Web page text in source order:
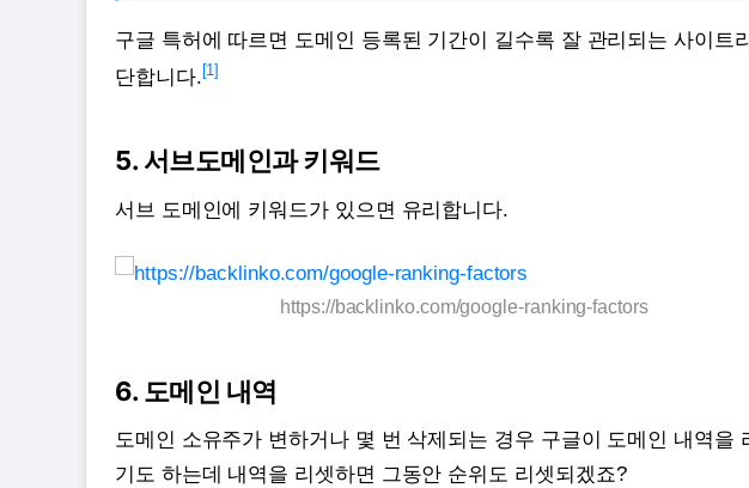
구글 특허에 따르면 도메인 등록된 기간이 길수록 잘 관리되는 사이트
단합니다.[1]
5. 서브도메인과 키워드
서브 도메인에 키워드가 있으면 유리합니다.
https://backlinko.com/google-ranking-factors
6. 도메인 내역
도메인 소유주가 변하거나 몇 번 삭제되는 경우 구글이 도메인 내역을
기도 하는데 내역을 리셋하면 그동안 순위도 리셋되겠죠?